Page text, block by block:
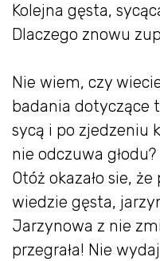
Kolejna gęsta,
Dlaczego znowu
Nie wiem, czy
badania dotyczące
sycą i po zjedzeniu
nie odczuwa głodu?
Otóż okazało sie,
wiedzie gęsta,
Jarzynowa z nie
przegrała! Nie